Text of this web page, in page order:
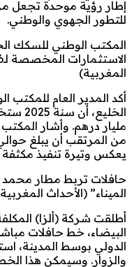
إطار رؤية موحدة تجعل
للتطور الجهوي والوطني.
المكتب الوطني للسكك
المغربية)
أكد المدير العام
مليار درهم. وأشار
يعكس وتيرة تنفيذ مكثفة
حافلات تربط مطار محمد
الميناء” (الأحداث
أطلقت شركة (ألزا)
البيضاء، خط حافلات
الدولي بوسط المدينة،
والزوار. وسيمكن هذا